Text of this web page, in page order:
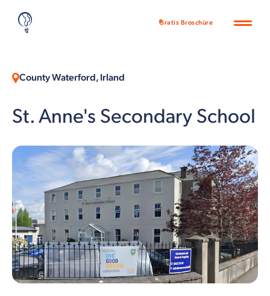
Gratis Broschüre
County Waterford, Irland
St. Anne's Secondary School